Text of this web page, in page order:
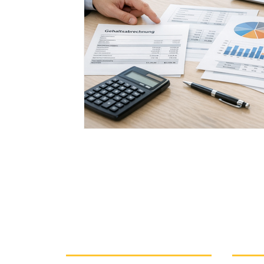
Öffentliches Recht
KI-Recht Gewerblicher